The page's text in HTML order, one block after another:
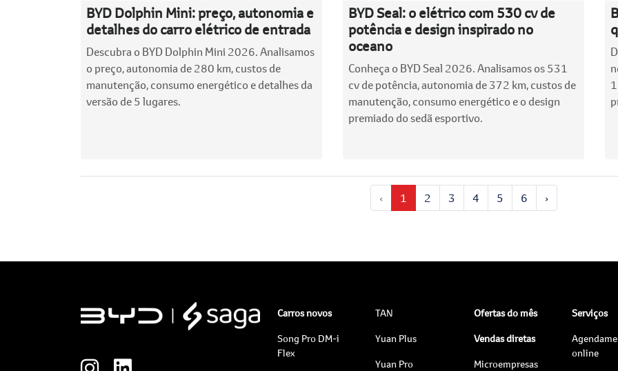
BYD Dolphin Mini: preço, autonomia e
detalhes do carro elétrico de entrada
Descubra o BYD Dolphin Mini 2026. Analisamos
o preço, autonomia de 280 km, custos de
manutenção, consumo energético e detalhes da
versão de 5 lugares.
BYD Seal: o elétrico com 530 cv de
potência e design inspirado no
oceano
Conheça o BYD Seal 2026. Analisamos os 531
cv de potência, autonomia de 372 km, custos de
manutenção, consumo energético e o design
premiado do sedã esportivo.
‹ 1 2 3 4 5 6 ›
Carros novos
Song Pro DM-i
Flex
TAN
Yuan Plus
Yuan Pro
Ofertas do mês
Vendas diretas
Microempresas
Serviços
online